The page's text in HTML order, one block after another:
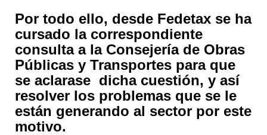
Por todo ello, desde Fedetax se ha
cursado la correspondiente
consulta a la Consejería de Obras
Públicas y Transportes para que
se aclarase dicha cuestión, y así
resolver los problemas que se le
están generando al sector por este
motivo.